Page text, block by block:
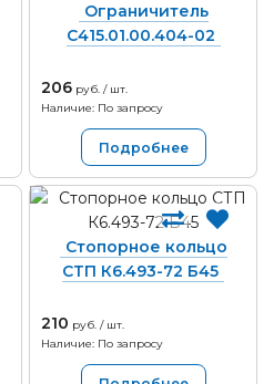
Ограничитель
С415.01.00.404-02
206 руб. / шт.
Наличие: По запросу
Подробнее
Стопорное кольцо
СТП К6.493-72 Б45
210 руб. / шт.
Наличие: По запросу